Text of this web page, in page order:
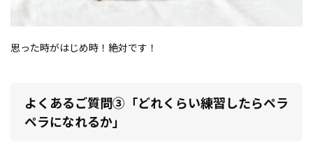
思った時がはじめ時！絶対です！
よくあるご質問③「どれくらい練習したらペラ
ペラになれるか」